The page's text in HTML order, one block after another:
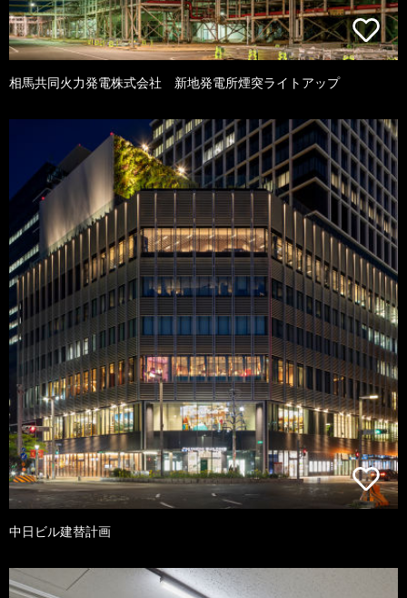
相馬共同火力発電株式会社 新地発電所煙突ライトアップ
中日ビル建替計画